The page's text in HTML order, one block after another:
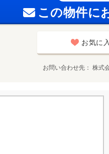
この物件に
お気に
お問い合わせ先 株式